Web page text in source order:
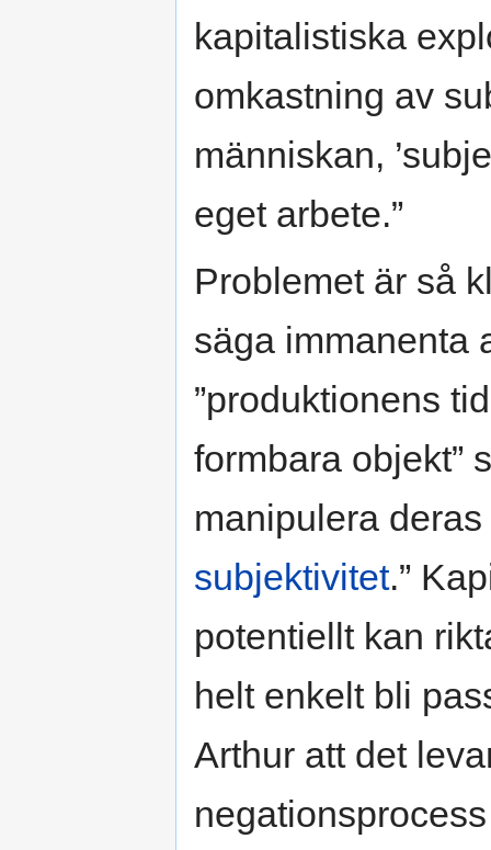
kapitalistiska
omkastning av
människan,
eget arbete.”
Problemet är så
säga immanenta
”produktionens
formbara objekt”
manipulera
subjektivitet.”
potentiellt kan
helt enkelt bli
Arthur att det